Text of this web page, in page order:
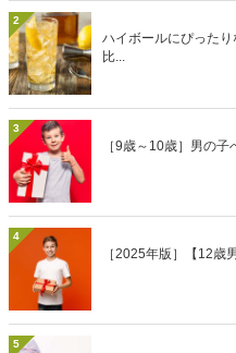
2
ハイボールにぴった
比...
3
［9歳～10歳］男の
4
［2025年版］【12歳
5